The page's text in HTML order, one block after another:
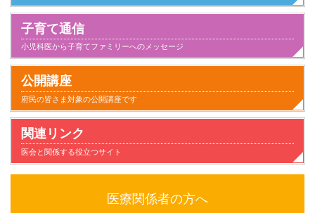
子育て通信
小児科医から子育てファミリーへのメッセージ
小児科とのつきあい方
子供が病気になったとき家庭でのケアと心得
家族とのかかわり
日常生活
気になること
健康にすごすために
事故と安全
病気のこと
公開講座
府民の皆さま対象の公開講座です
関連リンク
医会と関係する役立つサイト
医療関係者の方へ